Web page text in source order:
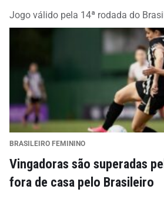
Jogo válido pela 14ª rodada do
BRASILEIRO FEMININO
Vingadoras são superadas
fora de casa pelo Brasileiro